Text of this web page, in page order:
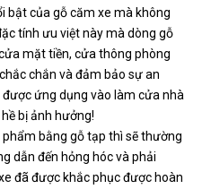
bật của gỗ căm xe mà không
tính ưu việt này mà dòng gỗ
mặt tiền, cửa thông phòng
chắn và đảm bảo sự an
ứng dụng vào làm cửa nhà
bị ảnh hưởng!
bằng gỗ tạp thì sẽ thường
dẫn đến hỏng hóc và phải
đã được khắc phục được hoàn